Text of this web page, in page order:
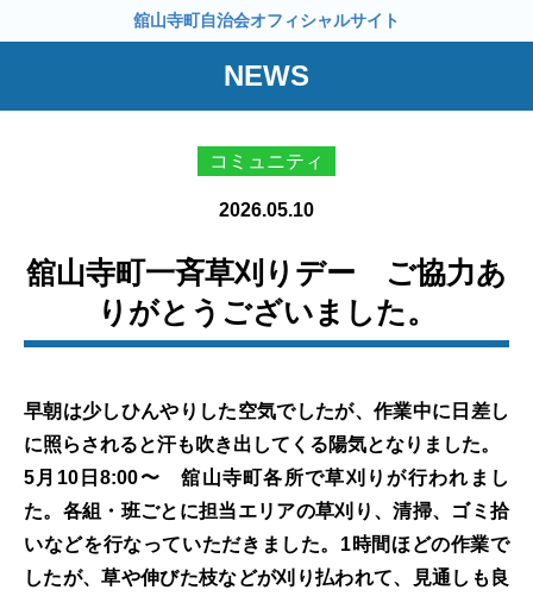
舘山寺町自治会オフィシャルサイト
NEWS
コミュニティ
2026.05.10
舘山寺町一斉草刈りデー ご協力あ
りがとうございました。
早朝は少しひんやりした空気でしたが、作業中に日差し
に照らされると汗も吹き出してくる陽気となりました。
5月10日8:00〜 舘山寺町各所で草刈りが行われまし
た。各組・班ごとに担当エリアの草刈り、清掃、ゴミ拾
いなどを行なっていただきました。1時間ほどの作業で
したが、草や伸びた枝などが刈り払われて、見通しも良